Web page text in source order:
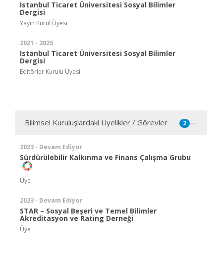
Istanbul Ticaret Üniversitesi Sosyal Bilimler
Dergisi
Yayın Kurul Üyesi
2021 - 2025
Istanbul Ticaret Üniversitesi Sosyal Bilimler
Dergisi
Editörler Kurulu Üyesi
Bilimsel Kuruluşlardaki Üyelikler / Görevler 2
2023 - Devam Ediyor
Sürdürülebilir Kalkınma ve Finans Çalışma Grubu
Üye
2023 - Devam Ediyor
STAR – Sosyal Beşeri ve Temel Bilimler
Akreditasyon ve Rating Derneği
Üye